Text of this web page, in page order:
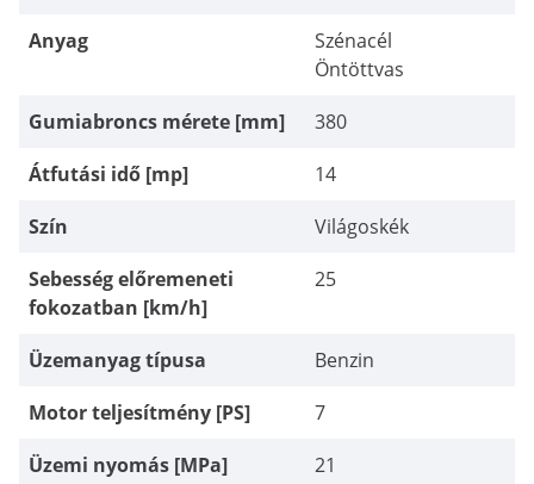
Anyag
Szénacél
Öntöttvas
Gumiabroncs mérete [mm]
380
Átfutási idő [mp]
14
Szín
Világoskék
Sebesség előremeneti
fokozatban [km/h]
25
Üzemanyag típusa
Benzin
Motor teljesítmény [PS]
7
Üzemi nyomás [MPa]
21